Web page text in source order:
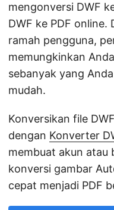
mengonversi DWF
DWF ke PDF
ramah pengguna,
memungkinkan
sebanyak yang
mudah.
Konversikan file
dengan Konverter
membuat akun atau
konversi gambar
cepat menjadi PDF